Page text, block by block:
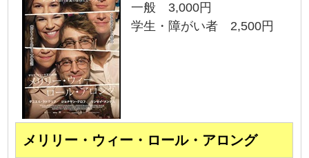
一般 3,000円
学生・障がい者 2,500円
メリリー・ウィー・ロール・アロング